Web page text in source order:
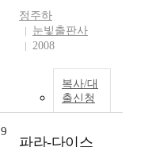
정주하
눈빛출판사
2008
복사/대
출신청
9
파라-다이스